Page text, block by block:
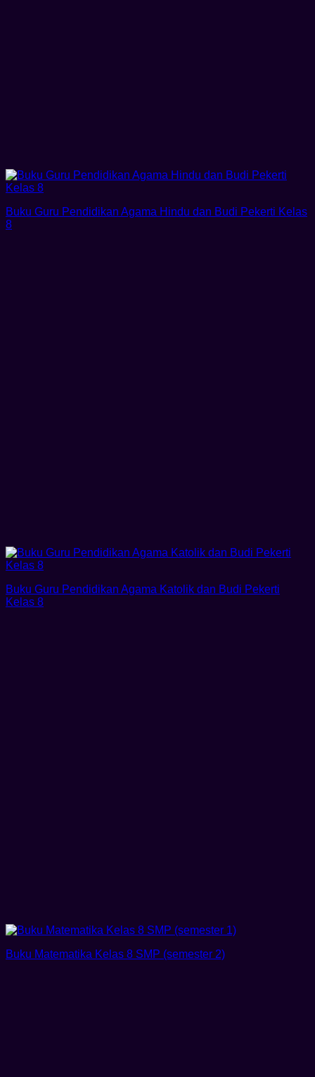
Buku Guru Pendidikan Agama Hindu dan Budi Pekerti Kelas
8
Buku Guru Pendidikan Agama Katolik dan Budi Pekerti
Kelas 8
Buku Matematika Kelas 8 SMP (semester 2)